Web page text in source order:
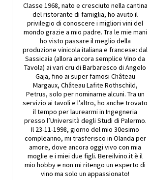
Classe 1968, nato e cresciuto nella cantina
del ristorante di famiglia, ho avuto il
privilegio di conoscere i migliori vini del
mondo grazie a mio padre. Tra le mie mani
ho visto passare il meglio della
produzione vinicola italiana e francese: dal
Sassicaia (allora ancora semplice Vino da
Tavola) ai vari cru di Barbaresco di Angelo
Gaja, fino ai super famosi Château
Margaux, Château Lafite Rothschild,
Petrus, solo per nominarne alcuni. Tra un
servizio ai tavoli e l’altro, ho anche trovato
il tempo per laurearmi in Ingegneria
presso l’Università degli Studi di Palermo.
Il 23-11-1998, giorno del mio 30esimo
compleanno, mi trasferisco in Olanda per
amore, dove ancora oggi vivo con mia
moglie e i miei due figli. Bereilvino.it è il
mio hobby e non mi ritengo un esperto di
vino ma solo un appassionato!